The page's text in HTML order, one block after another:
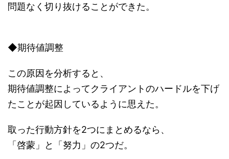
問題なく切り抜けることができた。
◆期待値調整
この原因を分析すると、
期待値調整によってクライアントのハードルを下げ
たことが起因しているように思えた。
取った行動方針を2つにまとめるなら、
「啓蒙」と「努力」の2つだ。